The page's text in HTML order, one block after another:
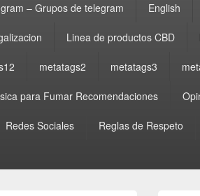
– Grupos de telegram English
Linea de productos CBD
metatags2 metatags3
para Fumar Recomendaciones
Redes Sociales Reglas de Respeto